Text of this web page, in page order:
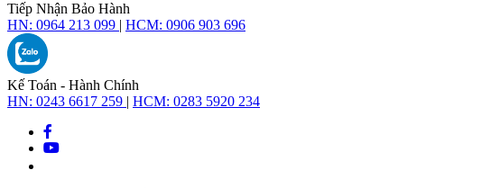
Tiếp Nhận Bảo Hành
HN: 0964 213 099 | HCM: 0906 903 696
Kế Toán - Hành Chính
HN: 0243 6617 259 | HCM: 0283 5920 234